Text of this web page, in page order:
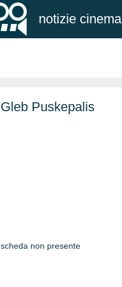
notizie cinema
Gleb Puskepalis
scheda non presente